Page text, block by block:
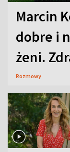
Marcin
dobre i
żeni.
Rozmowy